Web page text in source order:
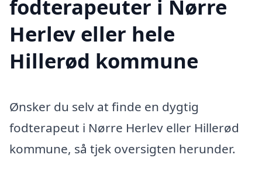
fodterapeuter i Nørre
Herlev eller hele
Hillerød kommune
Ønsker du selv at finde en dygtig
fodterapeut i Nørre Herlev eller Hillerød
kommune, så tjek oversigten herunder.